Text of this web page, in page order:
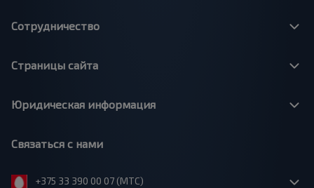
Сотрудничество
Страницы сайта
Юридическая информация
Связаться с нами
+375 33 390 00 07 (МТС)